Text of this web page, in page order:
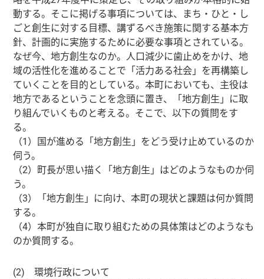
動する。そこに掲げる事項については、まち・ひと・し
ごと創生に対する目標、講ずるべき施策に関する基本方
針、計画的に実施するために必要な事項とされている。
なぜ今、地方創生なのか。人口減少に歯止めをかけ、地
域の活性化を進めることで「活力ある社会」を再構築し
ていくことを目的としている。本町においても、主役は
地方であるということを念頭に置き、「地方創生」に取
り組んでいくものと考える。そこで、以下の質問をす
る。
（1）国が進める「地方創生」をどう受け止めているのか
伺う。
（2）町長が思い描く「地方創生」はどのようなものか伺
う。
（3）「地方創生」に向け、本町の現状と課題は何か質問
する。
（4）本町が独自に取り組むための具体策はどのようなも
のか質問する。
(2) 環境行政について